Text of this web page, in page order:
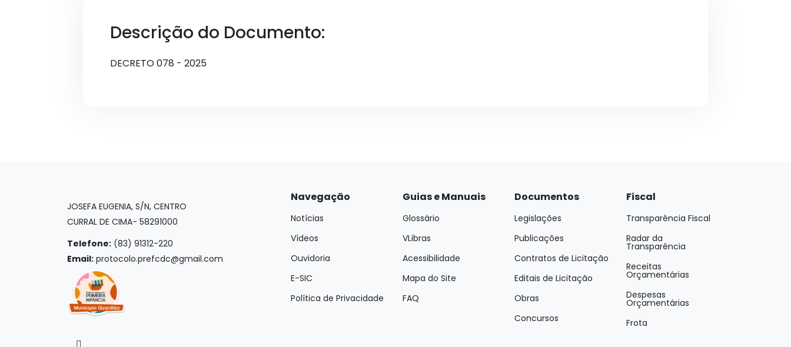
Descrição do Documento:
DECRETO 078 - 2025
JOSEFA EUGENIA, S/N, CENTRO
CURRAL DE CIMA- 58291000
Telefone: (83) 91312-220
Email: protocolo.prefcdc@gmail.com
Navegação
Notícias
Vídeos
Ouvidoria
E-SIC
Política de Privacidade
Guias e Manuais
Glossário
VLibras
Acessibilidade
Mapa do Site
FAQ
Documentos
Legislações
Publicações
Contratos de Licitação
Editais de Licitação
Obras
Concursos
Fiscal
Transparência Fiscal
Radar da
Transparência
Receitas
Orçamentárias
Despesas
Orçamentárias
Frota